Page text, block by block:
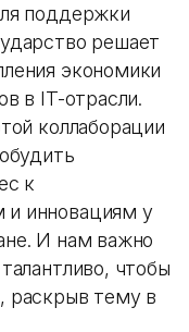
поддержки
решает
экономики
в IT-отрасли.
коллаборации
к
и инновациям у
И нам важно
чтобы
раскрыв тему в